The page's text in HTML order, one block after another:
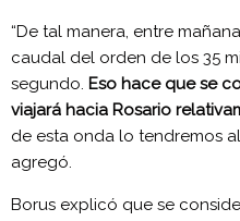
“De tal manera, entre
caudal del orden de los 35
segundo. Eso hace que se
viajará hacia Rosario
de esta onda lo tendremos
agregó.
Borus explicó que se